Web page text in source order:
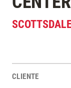
Estadísticas del Proyecto
CLIENTE